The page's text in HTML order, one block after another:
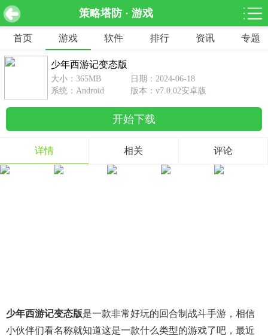
策略塔防 · 游戏
网游分类 软件分类
休闲益智
462款游戏
赛车竞速
122款游戏
43款游戏
1642款游戏
动作射击
351款游戏
69款游戏
经营养成
冒险解谜
首页 游戏 软件 排行 资讯 专题
少年西游记变态版 v7.0.02安卓版 下载
少年西游记变态版
大小：365MB
日期：2024-06-18
系统：Android
版本：v7.0.02安卓版
开始下载
详情 相关 评论
少年西游记变态版是一款非常好玩的回合制战斗手游，相信
小伙伴们看名称就知道这是一款什么类型的游戏了吧，最近